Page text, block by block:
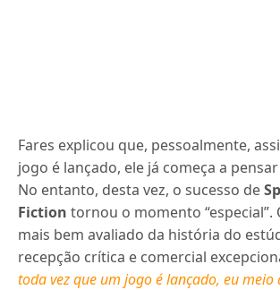
Fares explicou que, pessoalmente,
jogo é lançado, ele já começa a
No entanto, desta vez, o sucesso de
Fiction tornou o momento “especial”.
mais bem avaliado da história do
recepção crítica e comercial
toda vez que um jogo é lançado, eu meio